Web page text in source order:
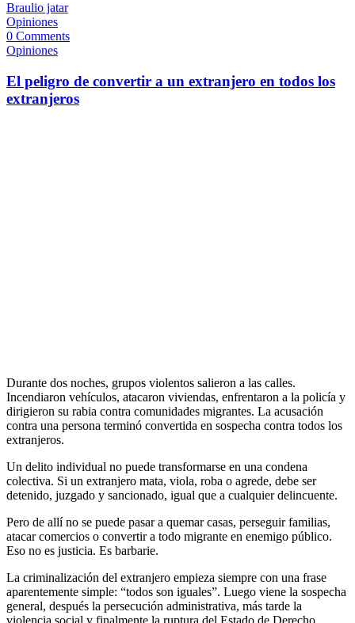
Braulio jatar
Opiniones
0 Comments
Opiniones
El peligro de convertir a un extranjero en todos los
extranjeros
Durante dos noches, grupos violentos salieron a las calles.
Incendiaron vehículos, atacaron viviendas, enfrentaron a la policía y
dirigieron su rabia contra comunidades migrantes. La acusación
contra una persona terminó convertida en sospecha contra todos los
extranjeros.
Un delito individual no puede transformarse en una condena
colectiva. Si un extranjero mata, viola, roba o agrede, debe ser
detenido, juzgado y sancionado, igual que a cualquier delincuente.
Pero de allí no se puede pasar a quemar casas, perseguir familias,
atacar comercios o convertir a todo migrante en enemigo público.
Eso no es justicia. Es barbarie.
La criminalización del extranjero empieza siempre con una frase
aparentemente simple: “todos son iguales”. Luego viene la sospecha
general, después la persecución administrativa, más tarde la
violencia social y finalmente la ruptura del Estado de Derecho.